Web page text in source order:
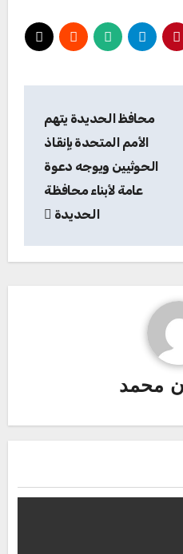
محافظ الحديدة يتهم
الأمم المتحدة بإنقاذ
الحوثيين ويوجه دعوة
عامة لأبناء محافظة
الحديدة
محمد